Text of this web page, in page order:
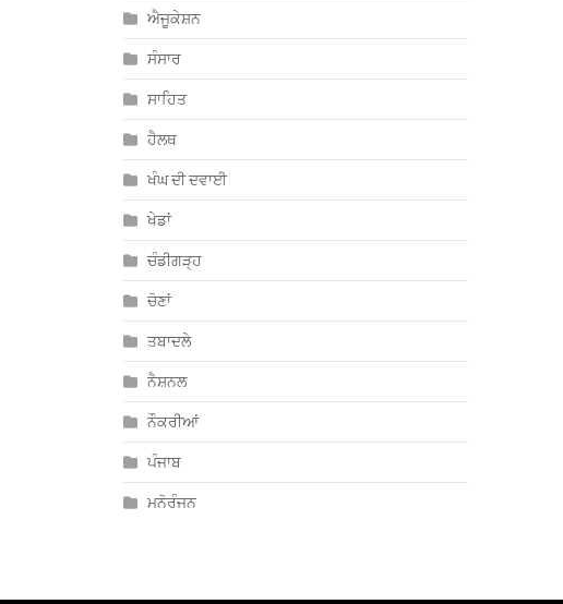
ਐਜੂਕੇਸ਼ਨ
ਸੰਸਾਰ
ਸਾਹਿਤ
ਹੈਲਥ
ਖੰਘ ਦੀ ਦਵਾਈ
ਖੇਡਾਂ
ਚੰਡੀਗੜ੍ਹ
ਚੋਣਾਂ
ਤਬਾਦਲੇ
ਨੈਸ਼ਨਲ
ਨੌਕਰੀਆਂ
ਪੰਜਾਬ
ਮਨੋਰੰਜਨ